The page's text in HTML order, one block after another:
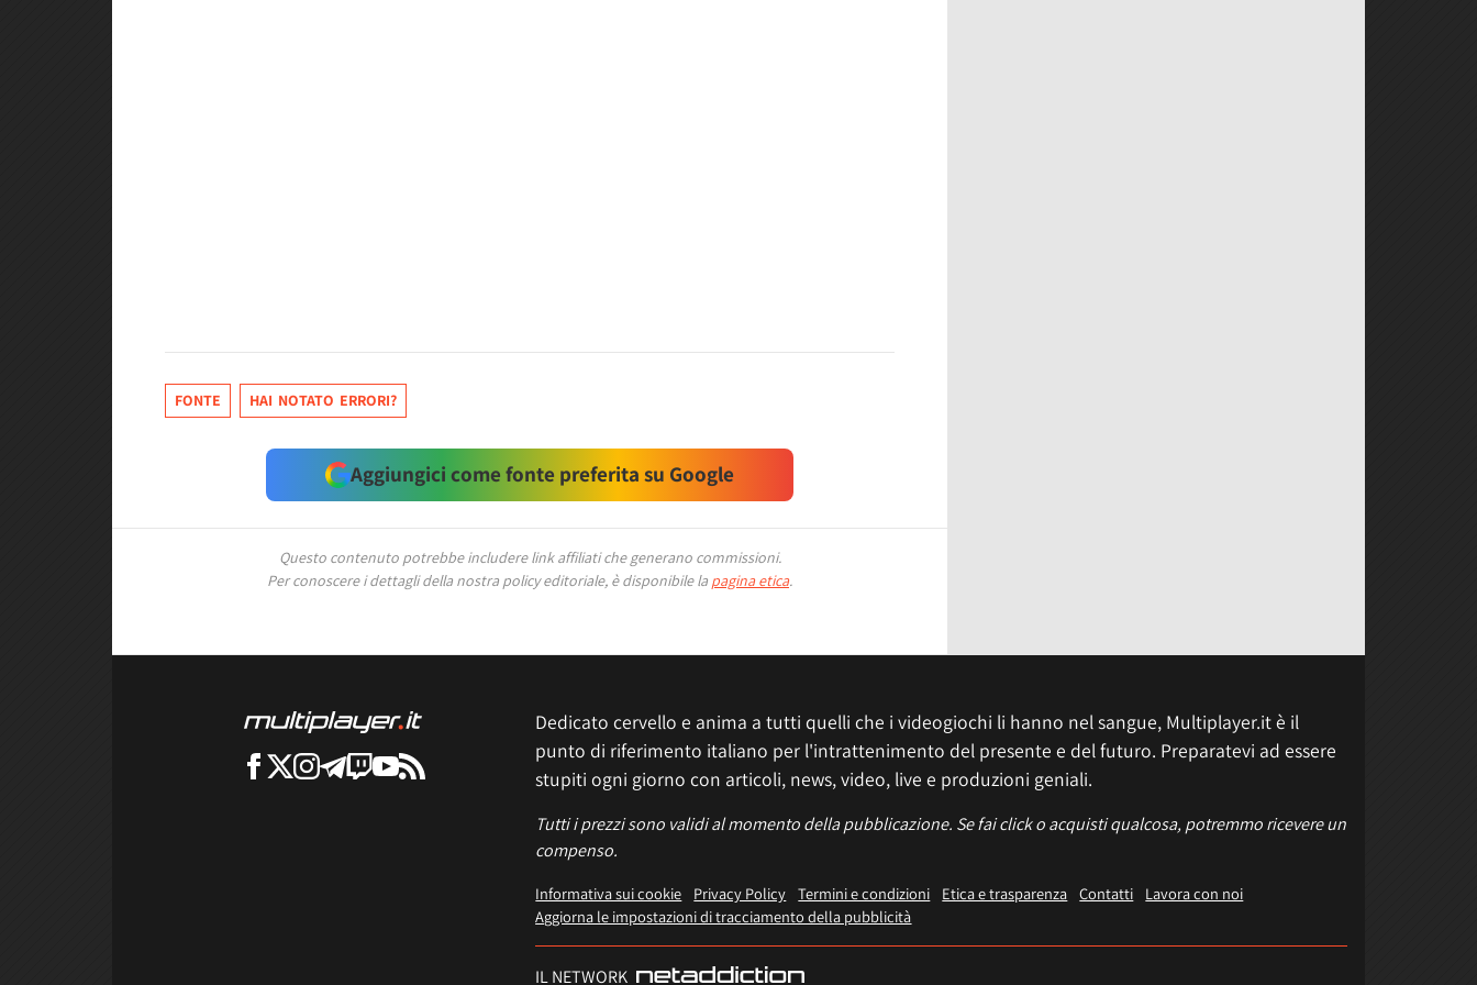
FONTE HAI NOTATO ERRORI?
Aggiungici come fonte preferita su Google
Questo contenuto potrebbe includere link affiliati che generano commissioni.
Per conoscere i dettagli della nostra policy editoriale, è disponibile la pagina etica.
Dedicato cervello e anima a tutti quelli che i videogiochi li hanno nel sangue, Multiplayer.it è il
punto di riferimento italiano per l'intrattenimento del presente e del futuro. Preparatevi ad essere
stupiti ogni giorno con articoli, news, video, live e produzioni geniali.
Tutti i prezzi sono validi al momento della pubblicazione. Se fai click o acquisti qualcosa, potremmo ricevere un
compenso.
Informativa sui cookie Privacy Policy Termini e condizioni Etica e trasparenza Contatti
Lavora con noi
Aggiorna le impostazioni di tracciamento della pubblicità
IL NETWORK